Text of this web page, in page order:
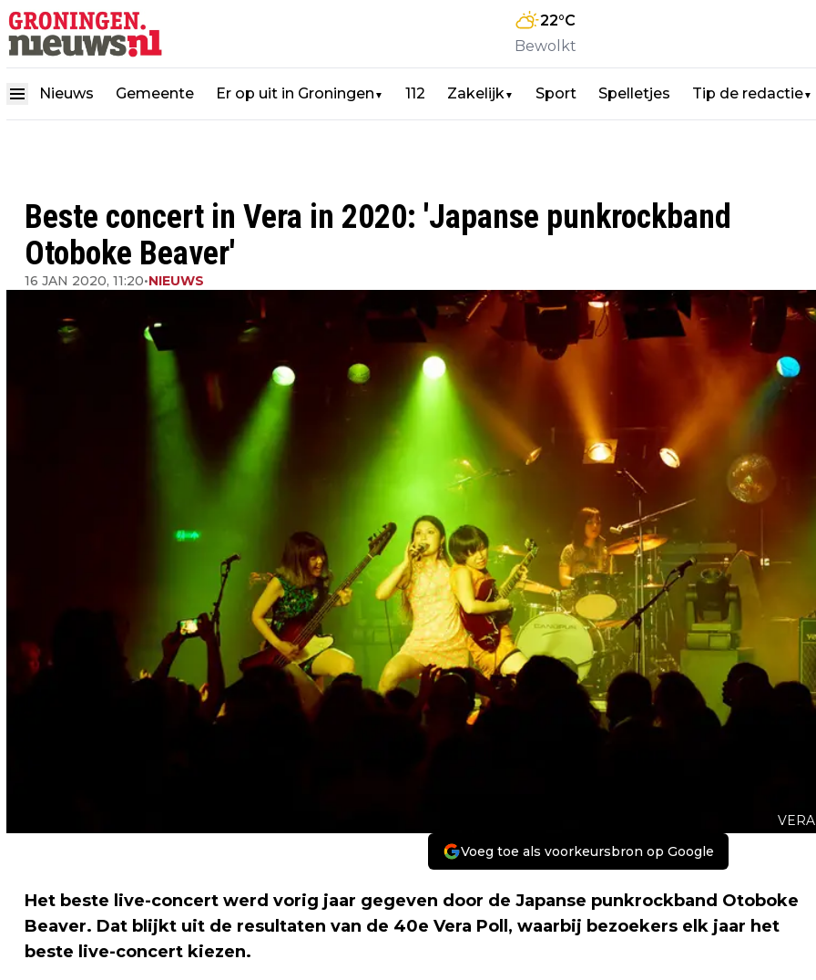
22°C
Bewolkt
Nieuws Gemeente Er op uit in Groningen ▼ 112 Zakelijk▼ Sport Spelletjes Tip de redactie▼
Beste concert in Vera in 2020: 'Japanse punkrockband
Otoboke Beaver'
16 JAN 2020, 11:20•NIEUWS
VERA
Voeg toe als voorkeursbron op Google
Het beste live-concert werd vorig jaar gegeven door de Japanse punkrockband Otoboke
Beaver. Dat blijkt uit de resultaten van de 40e Vera Poll, waarbij bezoekers elk jaar het
beste live-concert kiezen.